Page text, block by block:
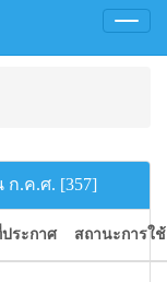
Toggle
ก.ค.ศ. [357]
ระกาศ สถานะการใ